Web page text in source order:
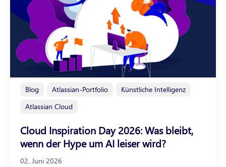
Blog Atlassian-Portfolio
Künstliche Intelligenz
Atlassian Cloud
Cloud Inspiration Day 2026: Was bleibt,
wenn der Hype um AI leiser wird?
02. Juni 2026